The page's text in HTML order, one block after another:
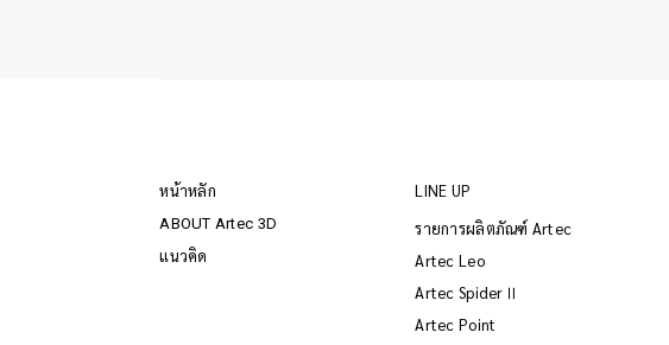
หน้าหลัก
ABOUT Artec 3D
แนวคิด
LINE UP
รายการผลิตภัณฑ์ Artec
Artec Leo
Artec SpiderⅡ
Artec Point